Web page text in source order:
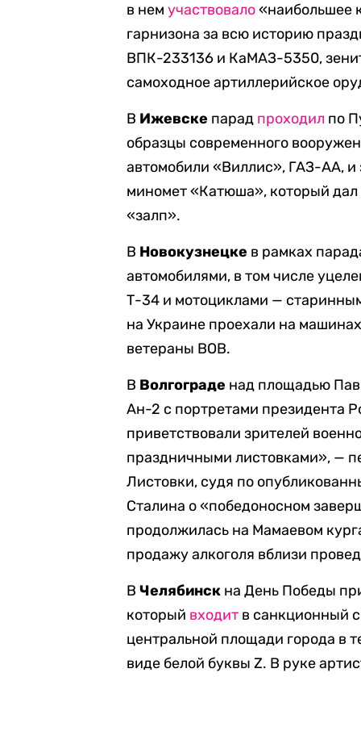
в немучаствовало«наибольшее
гарнизона за всю историю
ВПК-233136 и КаМАЗ-5350,
самоходное артиллерийское
В Ижевске парад проходил по
образцы современного
автомобили «Виллис», ГАЗ-АА,
миномет «Катюша», который
«залп».
В Новокузнецке в рамках
автомобилями, в том числе
Т-34 и мотоциклами —
на Украине проехали на
ветераны ВОВ.
В Волгограде над площадью
Ан-2 с портретами президента
приветствовали зрителей
праздничными листовками», —
Листовки, судя по
Сталина о «победоносном
продолжилась на Мамаевом
продажу алкоголя вблизи
ВЧелябинск на День Победы
который входит в санкционный
центральной площади города в
виде белой буквы Z. В руке